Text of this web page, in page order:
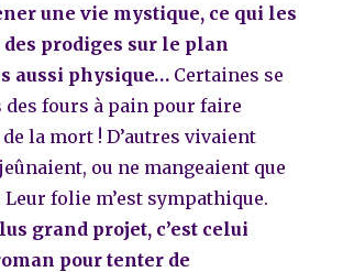
une vie mystique, ce qui les
prodiges sur le plan
aussi physique… Certaines se
des fours à pain pour faire
la mort ! D’autres vivaient
ou ne mangeaient que
folie m’est sympathique.
grand projet, c’est celui
pour tenter de